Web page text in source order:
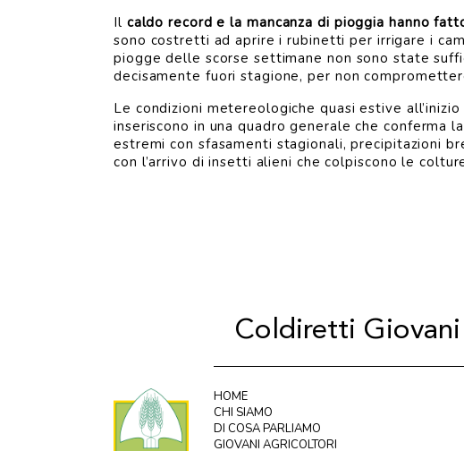
Il caldo record e la mancanza di pioggia hanno
sono costretti ad aprire i rubinetti per irrigare i
piogge delle scorse settimane non sono state
decisamente fuori stagione, per non
Le condizioni metereologiche quasi estive
inseriscono in una quadro generale che conferma
estremi con sfasamenti stagionali, precipitazioni
con l’arrivo di insetti alieni che colpiscono le
Coldiretti Giovani
HOME
CHI SIAMO
DI COSA PARLIAMO
GIOVANI AGRICOLTORI